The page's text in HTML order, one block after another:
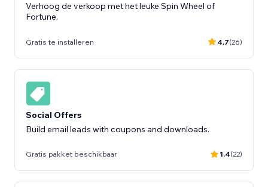
Verhoog de verkoop met het leuke Spin Wheel of
Fortune.
Gratis te installeren 4.7(26)
Social Offers
Build email leads with coupons and downloads.
Gratis pakket beschikbaar 1.4(22)